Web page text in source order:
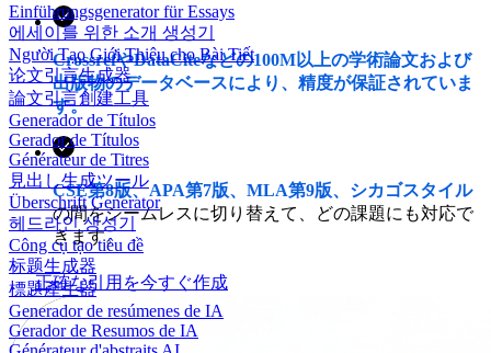
Einführungsgenerator für Essays
에세이를 위한 소개 생성기
Người Tạo Giới Thiệu cho Bài Tiết
论文引言生成器
論文引言創建工具
Generador de Títulos
Gerador de Títulos
Générateur de Titres
見出し生成ツール
Überschrift Generator
헤드라인 생성기
Công cụ tạo tiêu đề
标题生成器
標題產生器
Generador de resúmenes de IA
Gerador de Resumos de IA
CrossrefやDataCiteなどの100M以上の学術論文および
出版物のデータベースにより、精度が保証されていま
す。
CSE第8版、APA第7版、MLA第9版、シカゴスタイル
の間をシームレスに切り替えて、どの課題にも対応で
きます。
正確な引用を今すぐ作成